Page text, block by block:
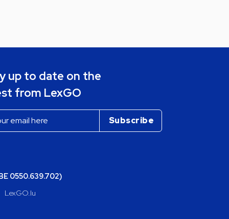
up to date on the
from LexGO
0550.639.702)
LexGO.lu